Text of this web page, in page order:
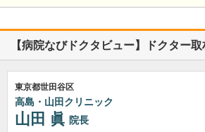
【病院なびドクタビュー】ドクター
東京都世田谷区
高島・山田クリニック
山田 眞 院長